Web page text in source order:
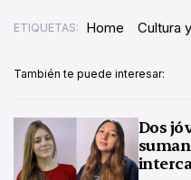
ETIQUETAS: Home Cultura
También te puede interesar:
Dos